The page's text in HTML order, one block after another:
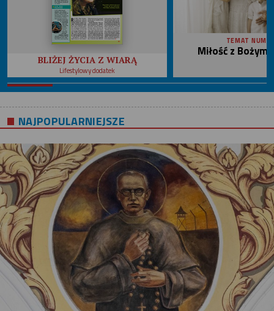
BLIŻEJ ŻYCIA Z WIARĄ
Lifestylowy dodatek
TEMAT
Miłość z
NAJPOPULARNIEJSZE